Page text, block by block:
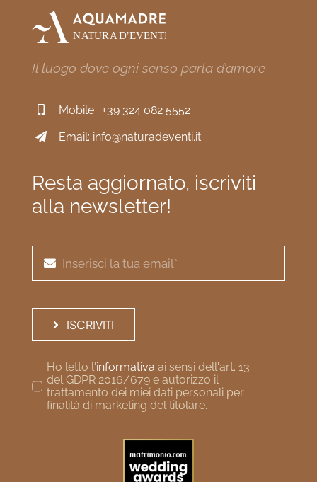
Il luogo dove ogni senso parla d’amore
Mobile :+39 324 082 5552
Email: info@naturadeventi.it
Resta aggiornato, iscriviti
alla newsletter!
ISCRIVITI
Ho letto l'informativa ai sensi dell'art. 13
del GDPR 2016/679 e autorizzo il
trattamento dei miei dati personali per
finalità di marketing del titolare.